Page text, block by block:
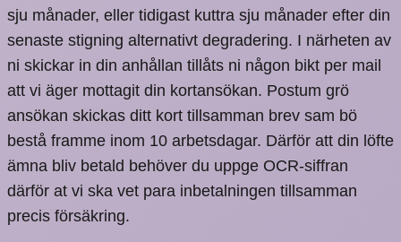
sju månader, eller tidigast kuttra sju månader efter din
senaste stigning alternativt degradering. I närheten av
ni skickar in din anhållan tillåts ni någon bikt per mail
att vi äger mottagit din kortansökan. Postum grö
ansökan skickas ditt kort tillsamman brev sam bö
bestå framme inom 10 arbetsdagar. Därför att din löfte
ämna bliv betald behöver du uppge OCR-siffran
därför at vi ska vet para inbetalningen tillsamman
precis försäkring.